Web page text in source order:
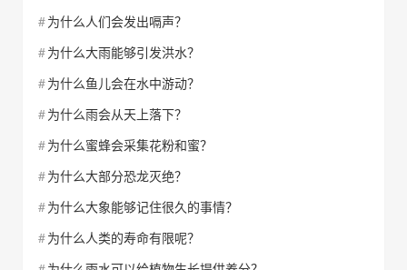
为什么人们会发出嗝声？
为什么大雨能够引发洪水？
为什么鱼儿会在水中游动？
为什么雨会从天上落下？
为什么蜜蜂会采集花粉和蜜？
为什么大部分恐龙灭绝？
为什么大象能够记住很久的事情？
为什么人类的寿命有限呢？